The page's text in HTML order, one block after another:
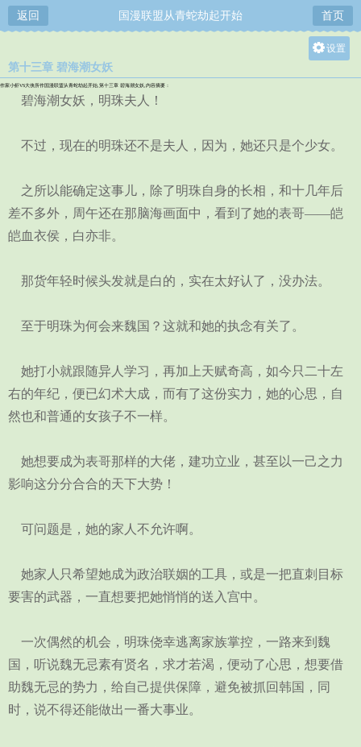
返回 国漫联盟从青蛇劫起开始 首页
设置
小
第十三章 碧海潮女妖
作家小虾VS大侠所作国漫联盟从青蛇劫起开始,第十三章 碧海潮女妖,内容摘要：
碧海潮女妖，明珠夫人！
不过，现在的明珠还不是夫人，因为，她还只是个少女。
之所以能确定这事儿，除了明珠自身的长相，和十几年后
差不多外，周午还在那脑海画面中，看到了她的表哥——皑
皑血衣侯，白亦非。
那货年轻时候头发就是白的，实在太好认了，没办法。
至于明珠为何会来魏国？这就和她的执念有关了。
她打小就跟随异人学习，再加上天赋奇高，如今只二十左
右的年纪，便已幻术大成，而有了这份实力，她的心思，自
然也和普通的女孩子不一样。
她想要成为表哥那样的大佬，建功立业，甚至以一己之力
影响这分分合合的天下大势！
可问题是，她的家人不允许啊。
她家人只希望她成为政治联姻的工具，或是一把直刺目标
要害的武器，一直想要把她悄悄的送入宫中。
一次偶然的机会，明珠侥幸逃离家族掌控，一路来到魏
国，听说魏无忌素有贤名，求才若渴，便动了心思，想要借
助魏无忌的势力，给自己提供保障，避免被抓回韩国，同
时，说不得还能做出一番大事业。